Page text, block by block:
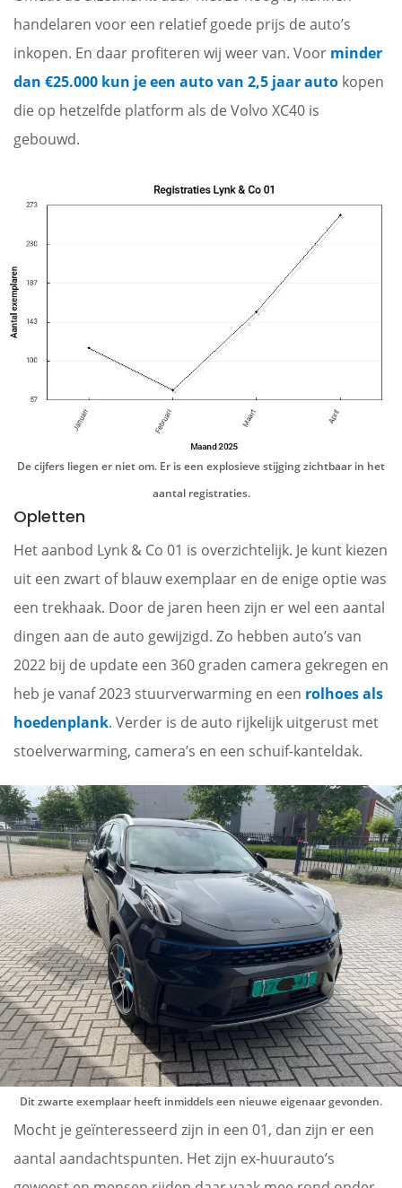
handelaren voor een relatief goede prijs de auto’s
inkopen. En daar profiteren wij weer van. Voor minder
dan €25.000 kun je een auto van 2,5 jaar auto kopen
die op hetzelfde platform als de Volvo XC40 is
gebouwd.
De cijfers liegen er niet om. Er is een explosieve stijging zichtbaar in het
aantal registraties.
Opletten
Het aanbod Lynk & Co 01 is overzichtelijk. Je kunt kiezen
uit een zwart of blauw exemplaar en de enige optie was
een trekhaak. Door de jaren heen zijn er wel een aantal
dingen aan de auto gewijzigd. Zo hebben auto’s van
2022 bij de update een 360 graden camera gekregen en
heb je vanaf 2023 stuurverwarming en een rolhoes als
hoedenplank. Verder is de auto rijkelijk uitgerust met
stoelverwarming, camera’s en een schuif-kanteldak.
Dit zwarte exemplaar heeft inmiddels een nieuwe eigenaar gevonden.
Mocht je geïnteresseerd zijn in een 01, dan zijn er een
aantal aandachtspunten. Het zijn ex-huurauto’s